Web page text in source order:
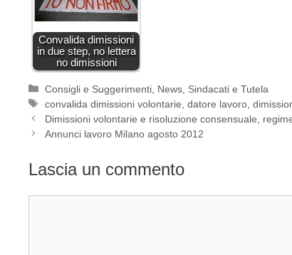
Convalida dimissioni
in due step, no lettera
no dimissioni
Categorie
Consigli e Suggerimenti News Sindacati e Tutela
Tag
convalida dimissioni volontarie ,datore lavoro ,
Dimissioni volontarie e risoluzione consensuale,
Annunci lavoro Milano agosto 2012
Lascia un commento